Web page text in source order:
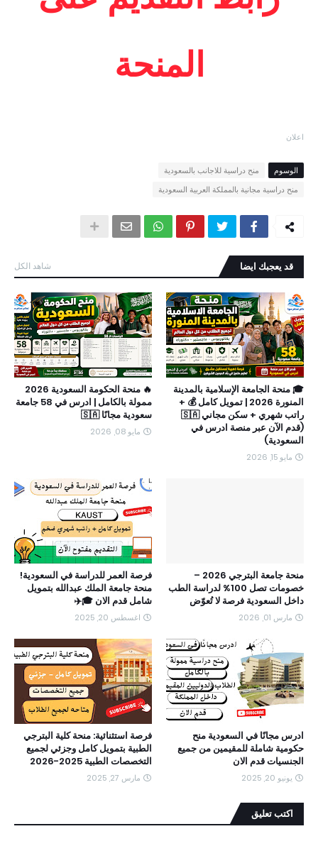
المنحة
اعلان
الوسوم
منح دراسية للاجانب بالسعودية
منح دراسية مجانية بالمملكة العربية السعودية
قد يعجبك ايضا شاهد الكل
🎓 منحة الجامعة الإسلامية بالمدينة
المنورة 2026 | تمويل كامل 💰 +
راتب شهري + سكن مجاني 🇸🇦
(قدم الآن عبر منصة ادرس في
السعودية)
مايو 15, 2026
🔥 منحة الحكومة السعودية 2026
ممولة بالكامل | ادرس في 58 جامعة
سعودية مجانًا 🇸🇦
مايو 08, 2026
منحة جامعة البترجي 2026 –
خصومات تصل 100% لدراسة الطب
داخل السعودية فرصة لا تُعوّض
مارس 01, 2026
فرصة العمر للدراسة في السعودية!
منحة جامعة الملك عبدالله بتمويل
شامل قدم الان 🎓✈️
اغسطس 20, 2025
ادرس مجانًا في السعودية منح
حكومية شاملة للمقيمين من جميع
الجنسيات قدم الان
يونيو 20, 2025
فرصة استثنائية: منحة كلية البترجي
الطبية بتمويل كامل وجزئي لجميع
التخصصات الطبية 2025-2026
مارس 27, 2025
اكتب تعليق